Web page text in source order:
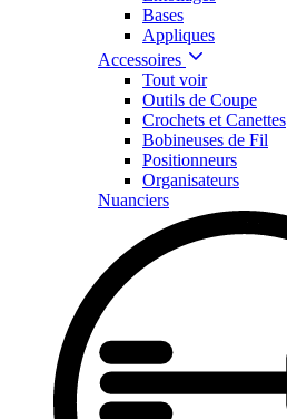
Bases
Appliques
Accessoires
Tout voir
Outils de Coupe
Crochets et Canettes
Bobineuses de Fil
Positionneurs
Organisateurs
Nuanciers